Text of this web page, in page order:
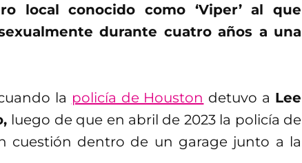
local conocido como ‘Viper’ al que
durante cuatro años a una
la policía de Houston detuvo a Lee
luego de que en abril de 2023 la policía de
cuestión dentro de un garage junto a la